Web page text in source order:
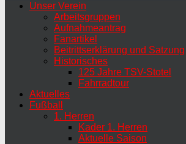
Unser Verein
Arbeitsgruppen
Aufnahmeantrag
Fanartikel
Beitrittserklärung und Satzung
Historisches
125 Jahre TSV-Stotel
Fahrradtour
Aktuelles
Fußball
1. Herren
Kader 1. Herren
Aktuelle Saison